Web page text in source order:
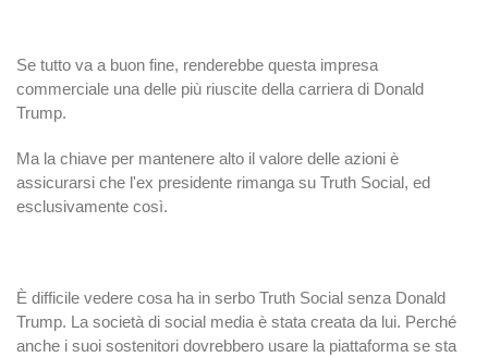
Se tutto va a buon fine, renderebbe questa impresa
commerciale una delle più riuscite della carriera di Donald
Trump.
Ma la chiave per mantenere alto il valore delle azioni è
assicurarsi che l'ex presidente rimanga su Truth Social, ed
esclusivamente così.
È difficile vedere cosa ha in serbo Truth Social senza Donald
Trump. La società di social media è stata creata da lui. Perché
anche i suoi sostenitori dovrebbero usare la piattaforma se sta